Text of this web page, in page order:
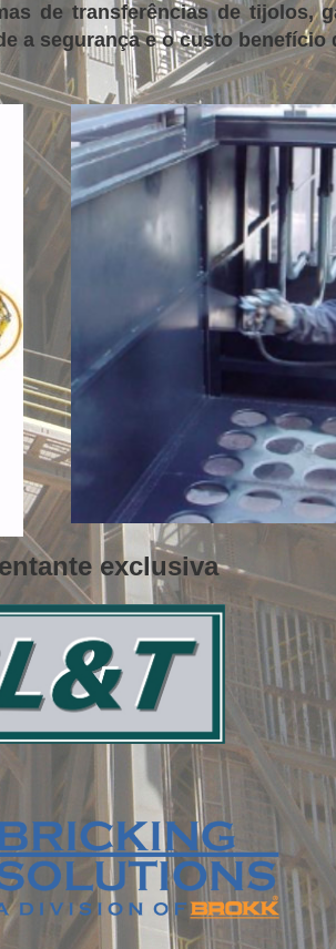
de transferências de tijolos,
a segurança e o custo benefício
exclusiva